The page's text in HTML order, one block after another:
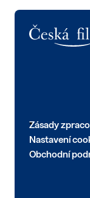
Zásady
Nastavení
Obchodní